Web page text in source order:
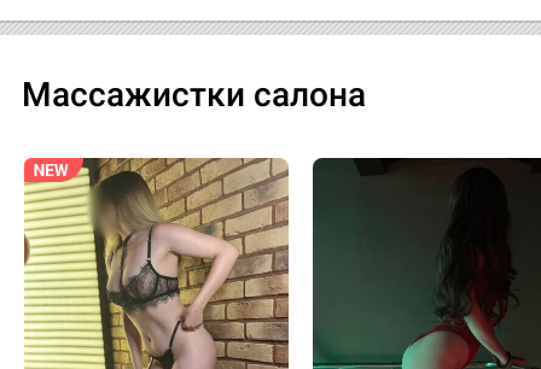
Массажистки салона